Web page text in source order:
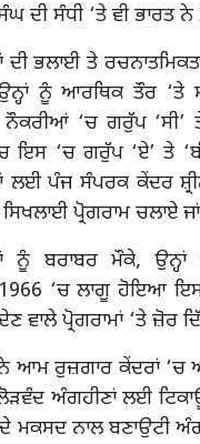
ਦੀ ਸੰਧੀ ‘ਤੇ ਵੀ ਭਾਰਤ
ਦੀ ਭਲਾਈ ਤੇ
ਨੂੰ ਆਰਥਿਕ ਤੌਰ ‘ਤੇ
ਨੌਕਰੀਆਂ ‘ਚ ਗਰੁੱਪ ‘ਸੀ’
ਇਸ ‘ਚ ਗਰੁੱਪ ‘ਏ’ ਤੇ
ਲਈ ਪੰਜ ਸੰਪਰਕ ਕੇਂਦਰ
ਸਿਖਲਾਈ ਪ੍ਰੋਗਰਾਮ ਚਲਾਏ
ਨੂੰ ਬਰਾਬਰ ਮੌਕੇ,
‘ਚ ਲਾਗੂ ਹੋਇਆ
ਵਾਲੇ ਪ੍ਰੋਗਰਾਮਾਂ ‘ਤੇ ਜ਼ੋਰ
ਆਮ ਰੁਜ਼ਗਾਰ ਕੇਂਦਰਾਂ ‘ਚ
ਲੋੜਵੰਦ ਅੰਗਹੀਣਾਂ ਲਈ
ਮਕਸਦ ਨਾਲ ਬਣਾਉਟੀ